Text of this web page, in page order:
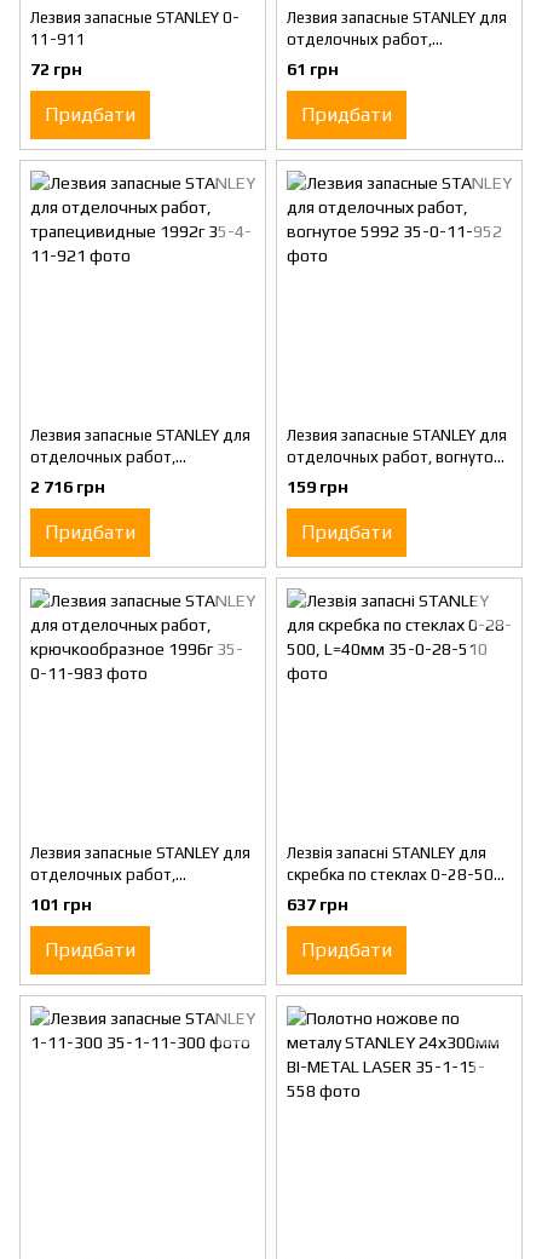
Лезвия запасные STANLEY 0-
11-911
72 грн
Придбати
Лезвия запасные STANLEY для
отделочных работ,
трапецивидні з подовженою
режущей кромкою 1992 р.
61 грн
Придбати
Лезвия запасные STANLEY для
отделочных работ,
трапецивидные 1992г
2 716 грн
Придбати
Лезвия запасные STANLEY для
отделочных работ, вогнутое
5992
159 грн
Придбати
Лезвия запасные STANLEY для
отделочных работ,
крючкообразное 1996г
101 грн
Придбати
Лезвія запасні STANLEY для
скребка по стеклах 0-28-500,
L=40мм
637 грн
Придбати